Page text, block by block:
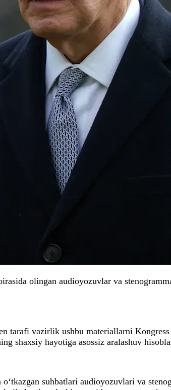
olingan audioyozuvlar va
tarafi vazirlik ushbu materiallarni
shaxsiy hayotiga asossiz aralashuv
suhbatlari audioyozuvlari va